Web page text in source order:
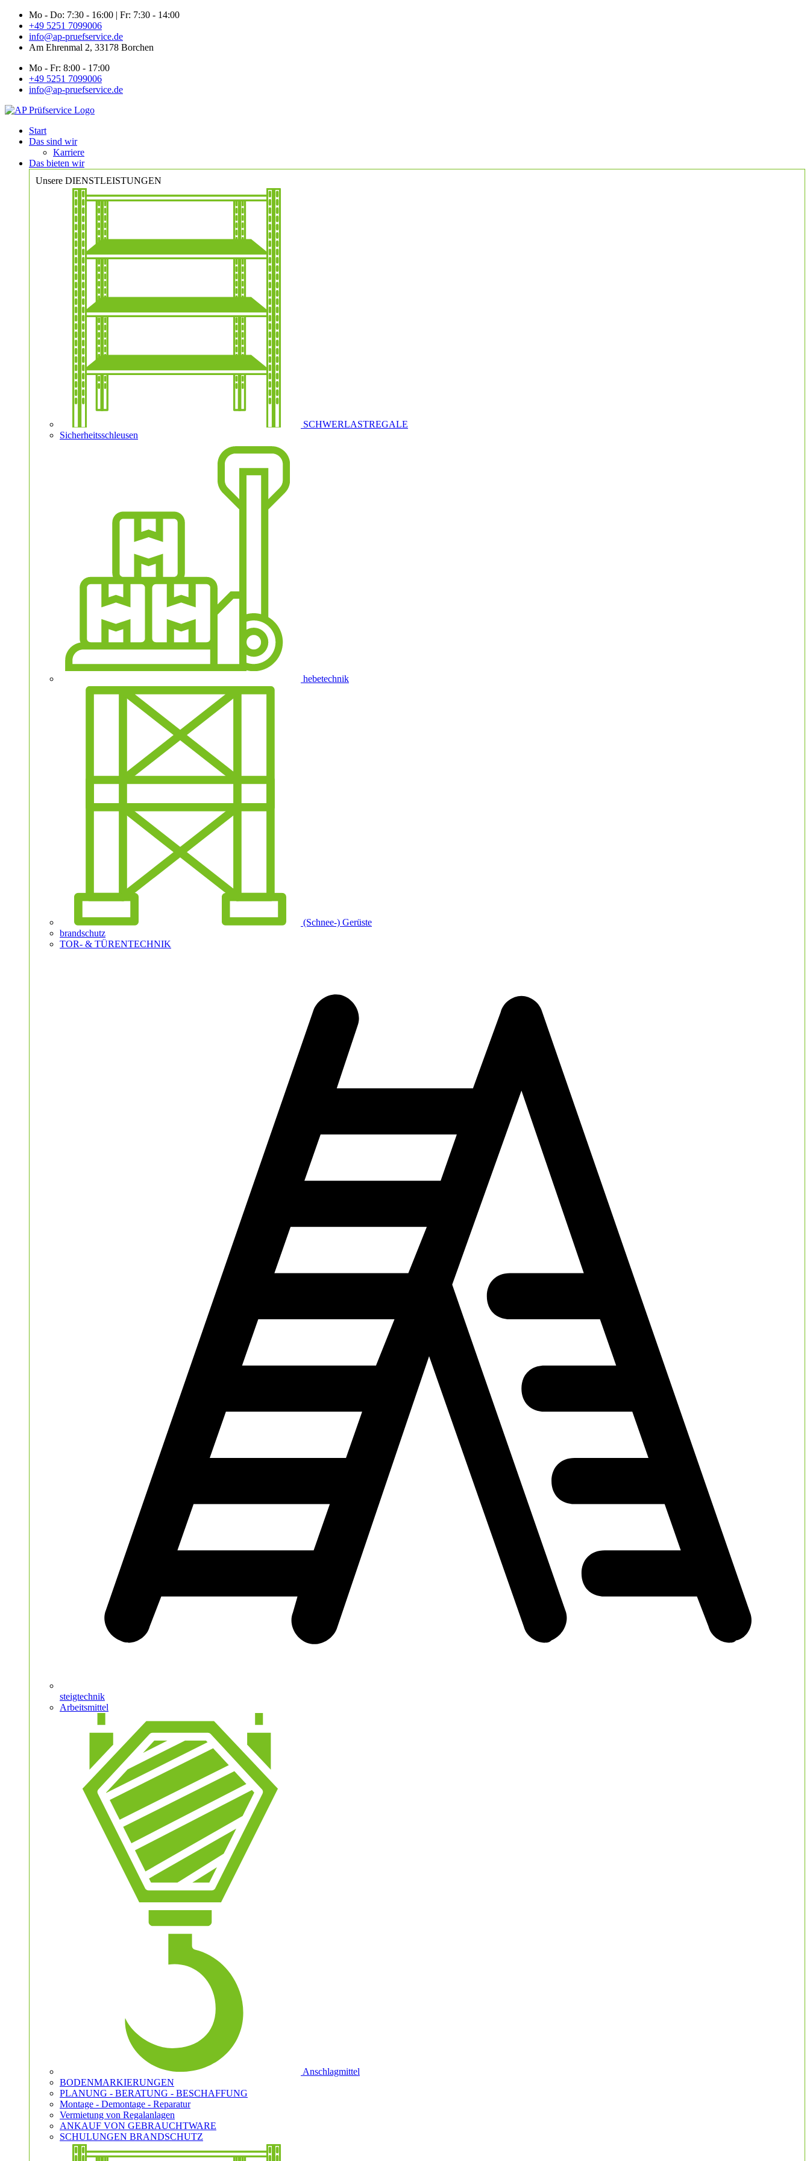
Zum
Inhalt
springen
Mo - Do: 7:30 - 16:00 | Fr: 7:30 - 14:00
+49 5251 7099006
info@ap-pruefservice.de
Am Ehrenmal 2, 33178 Borchen
Mo - Fr: 8:00 - 17:00
+49 5251 7099006
info@ap-pruefservice.de
Start
Das sind wir
Karriere
Das bieten wir
Unsere DIENSTLEISTUNGEN
SCHWERLASTREGALE
Sicherheitsschleusen
hebetechnik
(Schnee-) Gerüste
brandschutz
TOR- & TÜRENTECHNIK
steigtechnik
Arbeitsmittel
Anschlagmittel
BODENMARKIERUNGEN
PLANUNG - BERATUNG - BESCHAFFUNG
Montage - Demontage - Reparatur
Vermietung von Regalanlagen
ANKAUF VON GEBRAUCHTWARE
SCHULUNGEN BRANDSCHUTZ